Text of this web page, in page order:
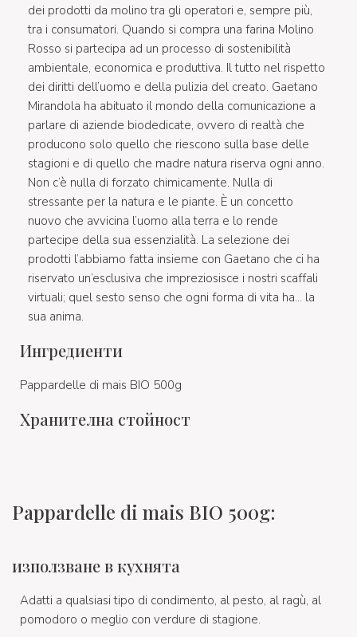
dei prodotti da molino tra gli operatori e, sempre più,
tra i consumatori. Quando si compra una farina Molino
Rosso si partecipa ad un processo di sostenibilità
ambientale, economica e produttiva. Il tutto nel rispetto
dei diritti dell’uomo e della pulizia del creato. Gaetano
Mirandola ha abituato il mondo della comunicazione a
parlare di aziende biodedicate, ovvero di realtà che
producono solo quello che riescono sulla base delle
stagioni e di quello che madre natura riserva ogni anno.
Non c’è nulla di forzato chimicamente. Nulla di
stressante per la natura e le piante. È un concetto
nuovo che avvicina l’uomo alla terra e lo rende
partecipe della sua essenzialità. La selezione dei
prodotti l’abbiamo fatta insieme con Gaetano che ci ha
riservato un’esclusiva che impreziosisce i nostri scaffali
virtuali; quel sesto senso che ogni forma di vita ha… la
sua anima.
Ингредиенти
Pappardelle di mais BIO 500g
Хранителна стойност
Pappardelle di mais BIO 500g:
използване в кухнята
Adatti a qualsiasi tipo di condimento, al pesto, al ragù, al
pomodoro o meglio con verdure di stagione.